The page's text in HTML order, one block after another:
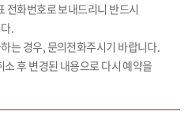
전화번호로 보내드리니 반드시
.
는 경우, 문의전화주시기 바랍니다.
후 변경된 내용으로 다시 예약을